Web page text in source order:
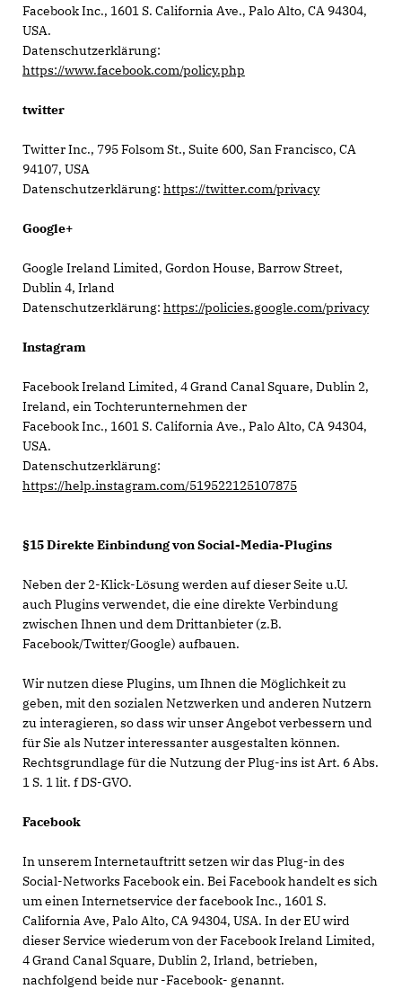
Facebook Inc., 1601 S. California Ave., Palo Alto, CA 94304,
USA.
Datenschutzerklärung:
https://www.facebook.com/policy.php
twitter
Twitter Inc., 795 Folsom St., Suite 600, San Francisco, CA
94107, USA
Datenschutzerklärung: https://twitter.com/privacy
Google+
Google Ireland Limited, Gordon House, Barrow Street,
Dublin 4, Irland
Datenschutzerklärung: https://policies.google.com/privacy
Instagram
Facebook Ireland Limited, 4 Grand Canal Square, Dublin 2,
Ireland, ein Tochterunternehmen der
Facebook Inc., 1601 S. California Ave., Palo Alto, CA 94304,
USA.
Datenschutzerklärung:
https://help.instagram.com/519522125107875
§15 Direkte Einbindung von Social-Media-Plugins
Neben der 2-Klick-Lösung werden auf dieser Seite u.U.
auch Plugins verwendet, die eine direkte Verbindung
zwischen Ihnen und dem Drittanbieter (z.B.
Facebook/Twitter/Google) aufbauen.
Wir nutzen diese Plugins, um Ihnen die Möglichkeit zu
geben, mit den sozialen Netzwerken und anderen Nutzern
zu interagieren, so dass wir unser Angebot verbessern und
für Sie als Nutzer interessanter ausgestalten können.
Rechtsgrundlage für die Nutzung der Plug-ins ist Art. 6 Abs.
1 S. 1 lit. f DS-GVO.
Facebook
In unserem Internetauftritt setzen wir das Plug-in des
Social-Networks Facebook ein. Bei Facebook handelt es sich
um einen Internetservice der facebook Inc., 1601 S.
California Ave, Palo Alto, CA 94304, USA. In der EU wird
dieser Service wiederum von der Facebook Ireland Limited,
4 Grand Canal Square, Dublin 2, Irland, betrieben,
nachfolgend beide nur -Facebook- genannt.